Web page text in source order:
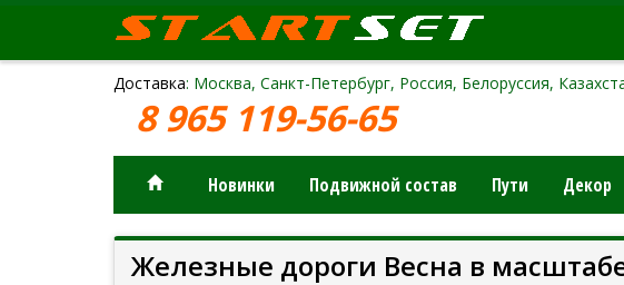
Доставка: Москва, Санкт-Петербург, Россия, Белоруссия,
8 965 119-56-65
Новинки Подвижной состав Пути Декор
Железные дороги Весна в